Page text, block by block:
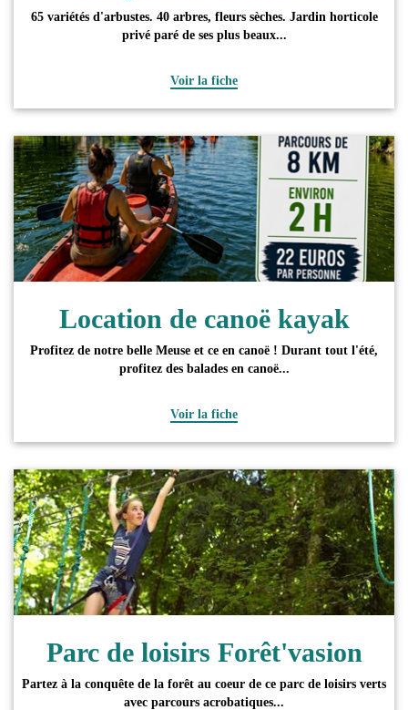
65 variétés d'arbustes. 40 arbres, fleurs sèches. Jardin horticole
privé paré de ses plus beaux...
Voir la fiche
Location de canoë kayak
Profitez de notre belle Meuse et ce en canoë ! Durant tout l'été,
profitez des balades en canoë...
Voir la fiche
Parc de loisirs Forêt'vasion
Partez à la conquête de la forêt au coeur de ce parc de loisirs verts
avec parcours acrobatiques...